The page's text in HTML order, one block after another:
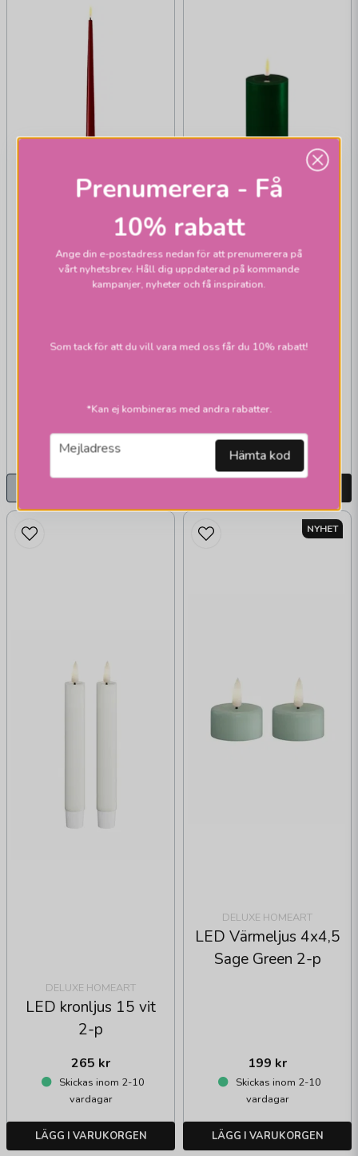
bourgogne 2-pack
349 kr
149 kr
Slutsåld
Real Flame blockljus
249 kr
125 kr
Skickas inom 1-2 vardagar
DELUXE HOMEART
LED kronljus 15 vit
2-p
265 kr
Skickas inom 2-10
vardagar
LÄGG I VARUKORGEN
DELUXE HOMEART
LED Värmeljus 4x4,5
Sage Green 2-p
199 kr
Skickas inom 2-10
vardagar
LÄGG I VARUKORGEN
NYHET
Prenumerera - Få
10% rabatt
Ange din e-postadress nedan för att prenumerera på
vårt nyhetsbrev. Håll dig uppdaterad på kommande
kampanjer, nyheter och få inspiration.
Som tack för att du vill vara med oss får du 10% rabatt!
*Kan ej kombineras med andra rabatter.
email
Mejladress Hämta kod